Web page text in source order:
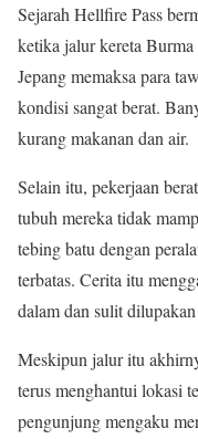
Sejarah Hellfire Pass
ketika jalur kereta
Jepang memaksa para
kondisi sangat berat.
kurang makanan dan air.
Selain itu, pekerjaan
tubuh mereka tidak
tebing batu dengan
terbatas. Cerita itu
dalam dan sulit
Meskipun jalur itu
terus menghantui lokasi
pengunjung mengaku